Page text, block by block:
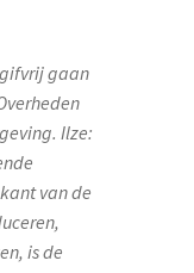
gaan
Ilze:
van de
is de